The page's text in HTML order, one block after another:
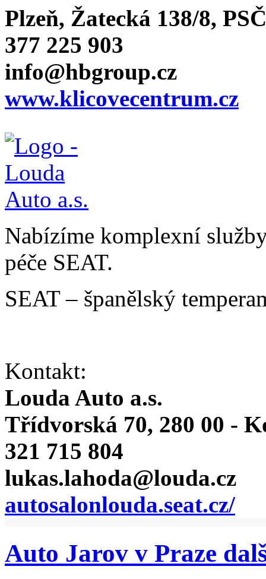
Plzeň, Žatecká 138/8,
377 225 903
info@hbgroup.cz
www.klicovecentrum.cz
Nabízíme komplexní
péče SEAT.
SEAT – španělský
Kontakt:
Louda Auto a.s.
Třídvorská 70, 280 00 -
321 715 804
lukas.lahoda@louda.cz
autosalonlouda.seat.cz/
Auto Jarov v Praze